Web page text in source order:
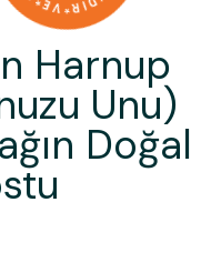
Harnup
Unu)
Doğal